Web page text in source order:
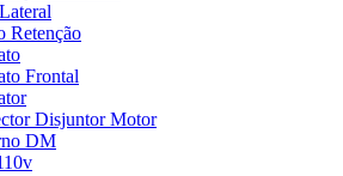
Retenção
Frontal
Disjuntor Motor
DM